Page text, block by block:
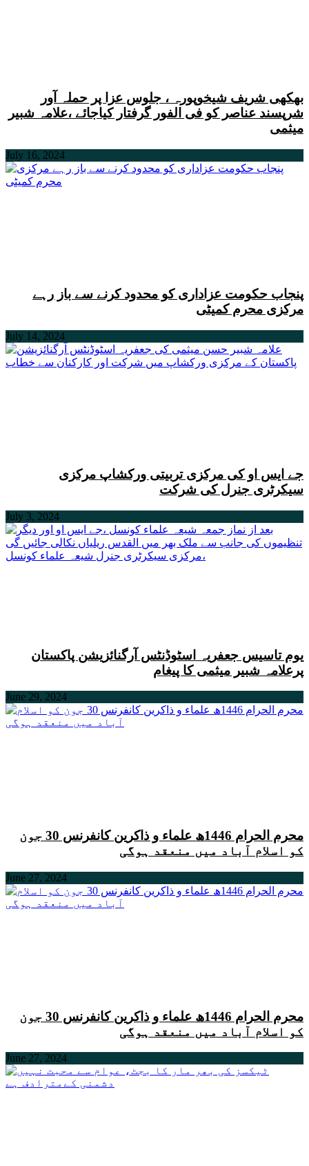
بھکھی شریف شیخوپورہ ، جلوس عزا پر حملہ آور
شرپسند عناصر کو فی الفور گرفتار کیاجائے ،علامہ شبیر
میثمی
July 16, 2024
پنجاب حکومت عزاداری کو محدود کرنے سے باز رہے
مرکزی محرم کمیٹی
July 14, 2024
جے ایس او کی مرکزی تربیتی ورکشاپ مرکزی
سیکرٹری جنرل کی شرکت
July 3, 2024
یوم تاسیس جعفریہ اسٹوڈنٹس آرگنائزیشن پاکستان
پرعلامہ شبیر میثمی کا پیغام
June 29, 2024
محرم الحرام 1446ھ علماء و ذاکرین کانفرنس 30 جون
کو اسلام آباد میں منعقد ہوگی
June 27, 2024
محرم الحرام 1446ھ علماء و ذاکرین کانفرنس 30 جون
کو اسلام آباد میں منعقد ہوگی
June 27, 2024